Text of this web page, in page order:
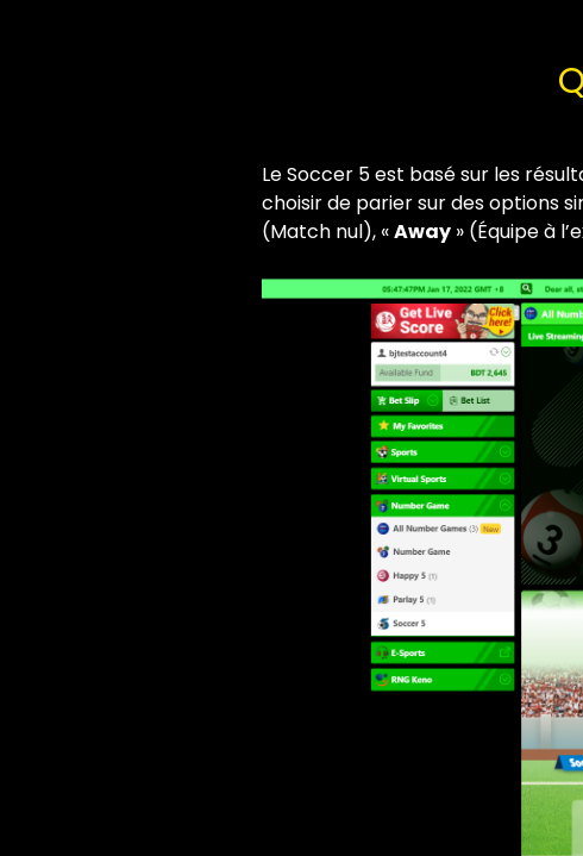
Le Soccer 5 est basé sur les
choisir de parier sur des options
(Match nul), «Away » (Équipe à